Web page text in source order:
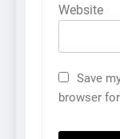
Website
Save
browser